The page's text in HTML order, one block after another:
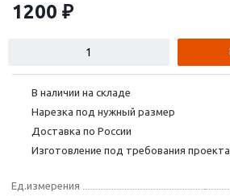
1200 ₽
В наличии на складе
Нарезка под нужный размер
Доставка по России
Изготовление под требования проекта
Ед.измерения